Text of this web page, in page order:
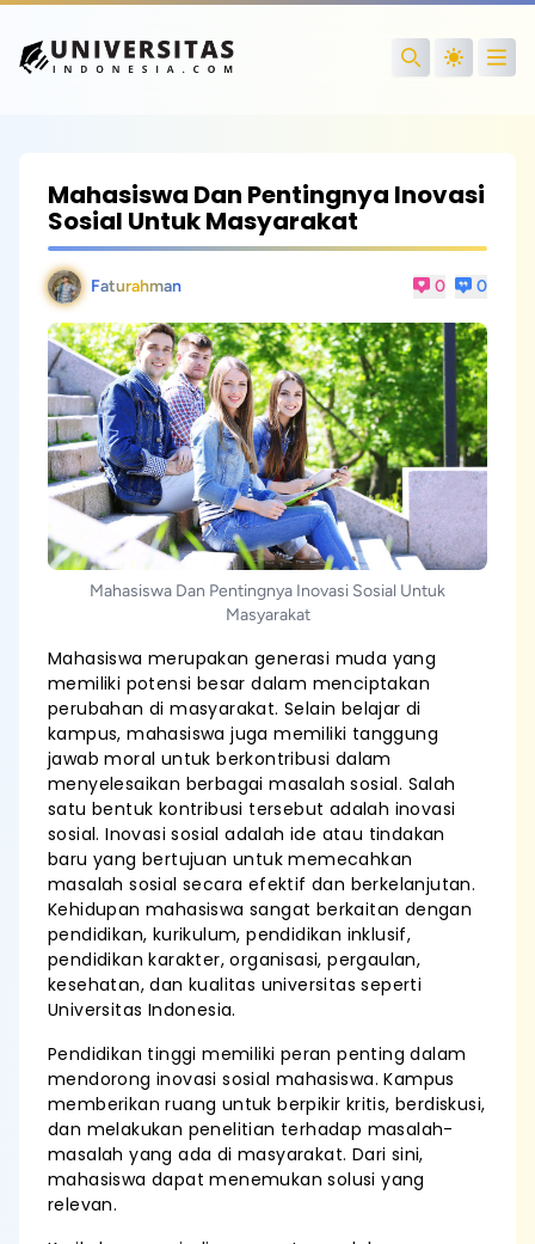
Search
Mahasiswa Dan Pentingnya Inovasi
Sosial Untuk Masyarakat
Faturahman 0 0
Mahasiswa Dan Pentingnya Inovasi Sosial Untuk
Masyarakat
Mahasiswa merupakan generasi muda yang
memiliki potensi besar dalam menciptakan
perubahan di masyarakat. Selain belajar di
kampus, mahasiswa juga memiliki tanggung
jawab moral untuk berkontribusi dalam
menyelesaikan berbagai masalah sosial. Salah
satu bentuk kontribusi tersebut adalah inovasi
sosial. Inovasi sosial adalah ide atau tindakan
baru yang bertujuan untuk memecahkan
masalah sosial secara efektif dan berkelanjutan.
Kehidupan mahasiswa sangat berkaitan dengan
pendidikan, kurikulum, pendidikan inklusif,
pendidikan karakter, organisasi, pergaulan,
kesehatan, dan kualitas universitas seperti
Universitas Indonesia.
Pendidikan tinggi memiliki peran penting dalam
mendorong inovasi sosial mahasiswa. Kampus
memberikan ruang untuk berpikir kritis, berdiskusi,
dan melakukan penelitian terhadap masalah-
masalah yang ada di masyarakat. Dari sini,
mahasiswa dapat menemukan solusi yang
relevan.